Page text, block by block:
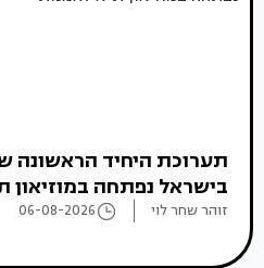
תערוכת היחיד הראשונה
בישראל נפתחה במוזיאון
זוהר שחר לוי 06-08-2026